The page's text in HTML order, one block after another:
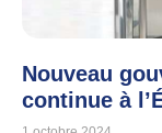
Nouveau
continue à